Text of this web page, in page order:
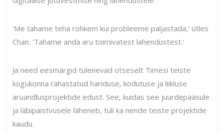
'Me tahame teha rohkem kui probleeme paljastada,' ütles
Chan. 'Tahame anda aru toimivatest lahendustest.'
Ja need eesmärgid tulenevad otseselt Timesi teiste
kogukonna rahastatud hariduse, kodutuse ja liikluse
aruandlusprojektide edust. See, kuidas see juurdepääsule
ja läbipaistvusele läheneb, tuli ka nende teiste projektide
kaudu.